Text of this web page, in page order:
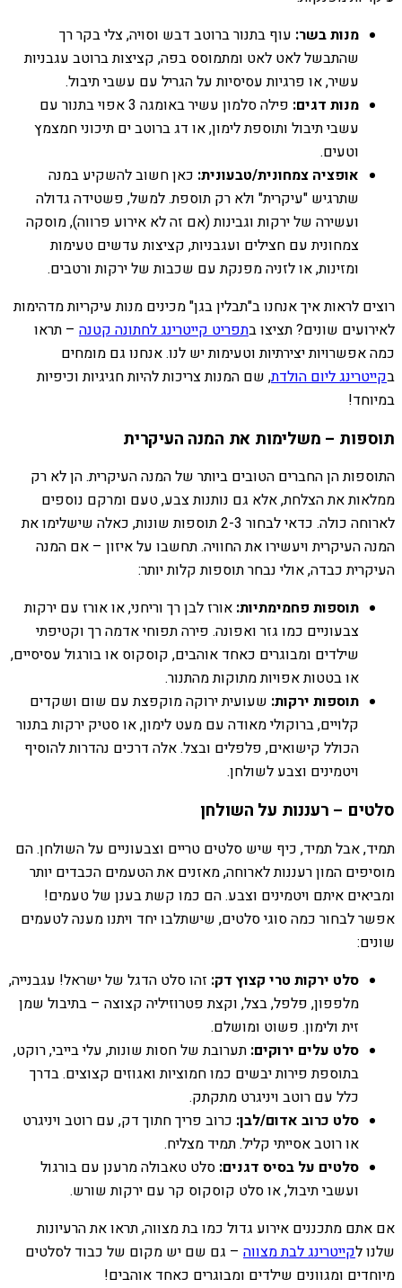
מנות בשר: עוף בתנור ברוטב דבש וסויה, צלי בקר רך
שהתבשל לאט לאט ומתמוסס בפה, קציצות ברוטב עגבניות
עשיר, או פרגיות עסיסיות על הגריל עם עשבי תיבול.
מנות דגים:
פילה סלמון עשיר באומגה 3 אפוי בתנור עם
עשבי תיבול ותוספת לימון, או דג ברוטב ים תיכוני חמצמץ
וטעים.
אופציה צמחונית/טבעונית: כאן חשוב להשקיע במנה
שתרגיש "עיקרית" ולא רק תוספת. למשל, פשטידה גדולה
ועשירה של ירקות וגבינות (אם זה לא אירוע פרווה), מוסקה
צמחונית עם חצילים ועגבניות, קציצות עדשים טעימות
ומזינות, או לזניה מפנקת עם שכבות של ירקות ורטבים.
רוצים לראות איך אנחנו ב"תבלין בגן" מכינים מנות עיקריות מדהימות
לאירועים שונים? תציצו בתפריט קייטרינג לחתונה קטנה – תראו
כמה אפשרויות יצירתיות וטעימות יש לנו. אנחנו גם מומחים
בקייטרינג ליום הולדת, שם המנות צריכות להיות חגיגיות וכיפיות
במיוחד!
תוספות – משלימות את המנה העיקרית
התוספות הן החברים הטובים ביותר של המנה העיקרית. הן לא רק
ממלאות את הצלחת, אלא גם נותנות צבע, טעם ומרקם נוספים
לארוחה כולה. כדאי לבחור 2-3 תוספות שונות, כאלה שישלימו את
המנה העיקרית ויעשירו את החוויה. תחשבו על איזון – אם המנה
העיקרית כבדה, אולי נבחר תוספות קלות יותר:
תוספות פחמימתיות: אורז לבן רך וריחני, או אורז עם ירקות
צבעוניים כמו גזר ואפונה. פירה תפוחי אדמה רך וקטיפתי
שילדים ומבוגרים כאחד אוהבים, קוסקוס או בורגול עסיסיים,
או בטטות אפויות מתוקות מהתנור.
תוספות ירקות: שעועית ירוקה מוקפצת עם שום ושקדים
קלויים, ברוקולי מאודה עם מעט לימון, או סטיק ירקות בתנור
הכולל קישואים, פלפלים ובצל. אלה דרכים נהדרות להוסיף
ויטמינים וצבע לשולחן.
סלטים – רעננות על השולחן
תמיד, אבל תמיד, כיף שיש סלטים טריים וצבעוניים על השולחן. הם
מוסיפים המון רעננות לארוחה, מאזנים את הטעמים הכבדים יותר
ומביאים איתם ויטמינים וצבע. הם כמו קשת בענן של טעמים!
אפשר לבחור כמה סוגי סלטים, שישתלבו יחד ויתנו מענה לטעמים
שונים:
סלט ירקות טרי קצוץ דק: זהו סלט הדגל של ישראל! עגבנייה,
מלפפון, פלפל, בצל, וקצת פטרוזיליה קצוצה – בתיבול שמן
זית ולימון. פשוט ומושלם.
סלט עלים ירוקים: תערובת של חסות שונות, עלי בייבי, רוקט,
בתוספת פירות יבשים כמו חמוציות ואגוזים קצוצים. בדרך
כלל עם רוטב ויניגרט מתקתק.
סלט כרוב אדום/לבן: כרוב פריך חתוך דק, עם רוטב ויניגרט
או רוטב אסייתי קליל. תמיד מצליח.
סלטים על בסיס דגנים: סלט טאבולה מרענן עם בורגול
ועשבי תיבול, או סלט קוסקוס קר עם ירקות שורש.
אם אתם מתכננים אירוע גדול כמו בת מצווה, תראו את הרעיונות
שלנו לקייטרינג לבת מצווה – גם שם יש מקום של כבוד לסלטים
מיוחדים ומגוונים שילדים ומבוגרים כאחד אוהבים!